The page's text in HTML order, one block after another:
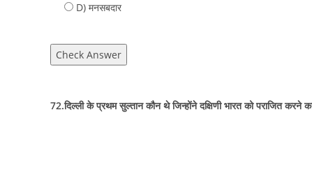
D) मनसबदार
Check Answer
72.दिल्ली के प्रथम सुल्तान कौन थे जिन्होंने दक्षिणी भारत को पराजित करने